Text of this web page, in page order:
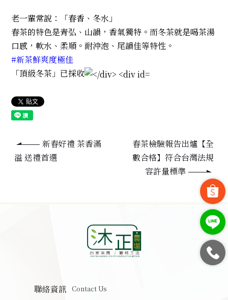
老一輩常說：「春香、冬水」
春茶的特色是青弘、山韻，香氣獨特。而冬茶就是喝茶湯
口感，軟水、柔順。耐沖泡、尾韻佳等特性。
#新茶鮮爽度極佳
「頂級冬茶」已採收
新春好禮 茶香滿
溢 送禮首選
春茶檢驗報告出爐【全
數合格】符合台灣法規
容許量標準
聯絡資訊 Contact Us